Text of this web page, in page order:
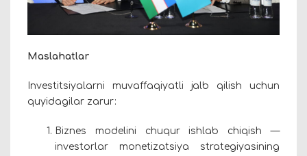
Maslahatlar
Investitsiyalarni muvaffaqiyatli jalb qilish uchun
quyidagilar zarur:
Biznes modelini chuqur ishlab chiqish —
investorlar monetizatsiya strategiyasining